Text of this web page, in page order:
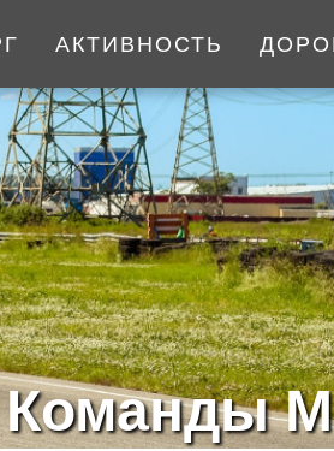
АКТИВНОСТЬ